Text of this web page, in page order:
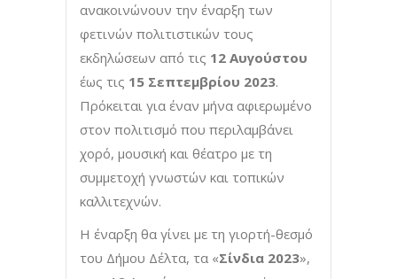
ανακοινώνουν την έναρξη των
φετινών πολιτιστικών τους
εκδηλώσεων από τις 12 Αυγούστου
έως τις 15 Σεπτεμβρίου 2023.
Πρόκειται για έναν μήνα αφιερωμένο
στον πολιτισμό που περιλαμβάνει
χορό, μουσική και θέατρο με τη
συμμετοχή γνωστών και τοπικών
καλλιτεχνών.
Η έναρξη θα γίνει με τη γιορτή-θεσμό
του Δήμου Δέλτα, τα «Σίνδια 2023»,